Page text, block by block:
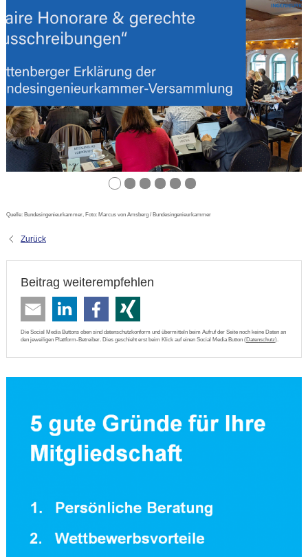
Quelle: Bundesingenieurkammer, Foto: Marcus von Amsberg / Bundesingenieurkammer
Zurück
Beitrag weiterempfehlen
Die Social Media Buttons oben sind datenschutzkonform und übermitteln beim Aufruf der Seite noch keine Daten an
den jeweiligen Plattform-Betreiber. Dies geschieht erst beim Klick auf einen Social Media Button (Datenschutz).